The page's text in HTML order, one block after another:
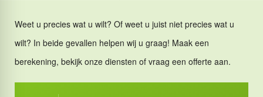
Weet u precies wat u wilt? Of weet u juist niet precies wat u
wilt? In beide gevallen helpen wij u graag! Maak een
berekening, bekijk onze diensten of vraag een offerte aan.